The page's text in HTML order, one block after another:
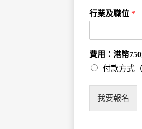
行業及職位 *
費用：港幣
付款方式
我要報名